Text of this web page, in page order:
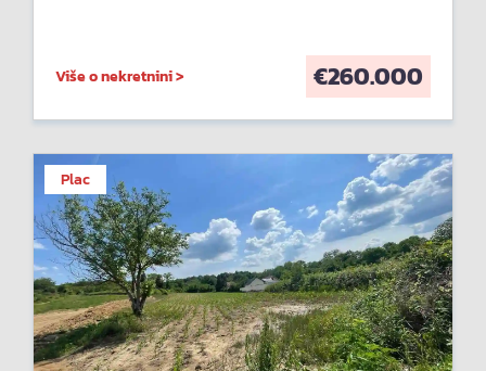
Više o nekretnini > €260.000
Plac